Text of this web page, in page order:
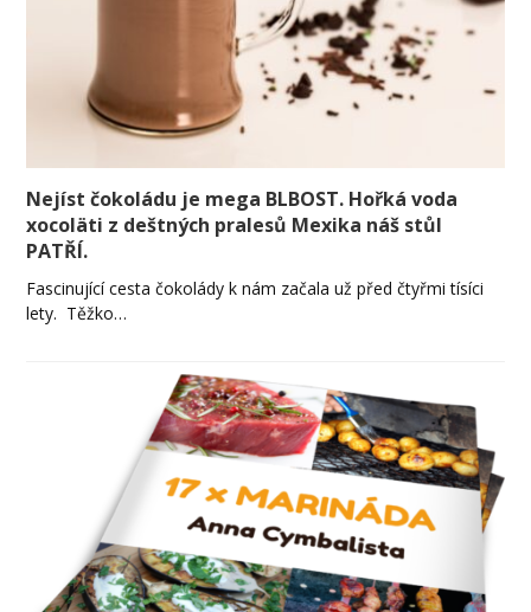
Nejíst čokoládu je mega BLBOST. Hořká voda
xocoläti z deštných pralesů Mexika náš stůl
PATŘÍ.
Fascinující cesta čokolády k nám začala už před čtyřmi tísíci
lety. Těžko…